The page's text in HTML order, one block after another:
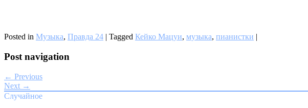
Posted in Музыка, Правда 24 | Tagged Кейко Мацуи, музыка, пианистки |
Post navigation
← Previous
Next →
Случайное